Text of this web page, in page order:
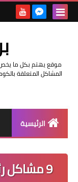
موقع يهتم بكل ما يخص
المشاكل المتعلقة
الرئيسية